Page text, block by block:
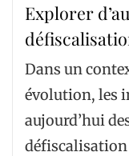
Explorer
Dans un
évolution, les
aujourd’hui